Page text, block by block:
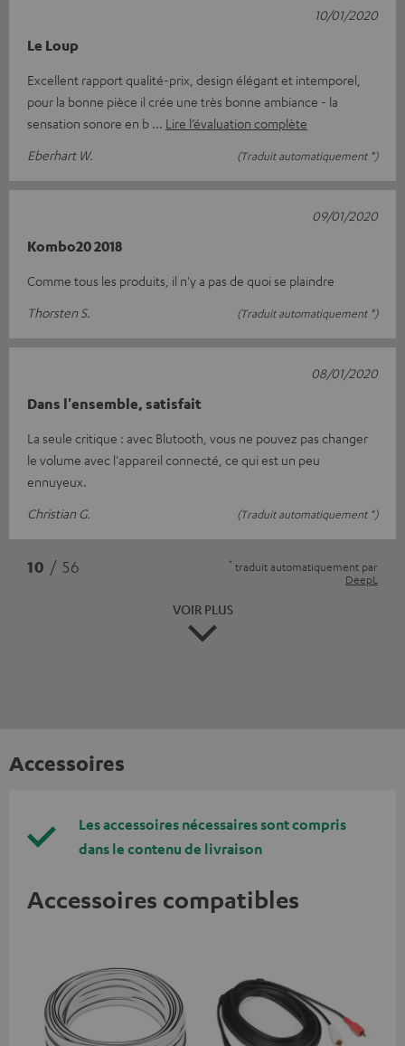
Le Loup
Excellent rapport qualité-prix, design élégant et intemporel,
pour la bonne pièce il crée une très bonne ambiance - la
sensation sonore en b
Lire l’évaluation complète
Eberhart W.
(Traduit automatiquement *)
10/01/2020
Kombo20 2018
Comme tous les produits, il n'y a pas de quoi se plaindre
Thorsten S.
(Traduit automatiquement *)
09/01/2020
Dans l'ensemble, satisfait
La seule critique : avec Blutooth, vous ne pouvez pas changer
le volume avec l'appareil connecté, ce qui est un peu
ennuyeux.
Christian G.
(Traduit automatiquement *)
08/01/2020
10 / 56 * traduit automatiquement par
DeepL
VOIR PLUS
Accessoires
Les accessoires nécessaires sont compris
dans le contenu de livraison
Accessoires compatibles